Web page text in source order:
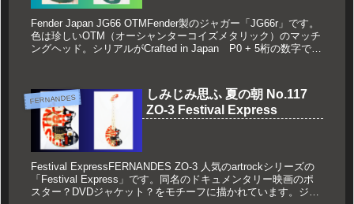
Fender Japan JG66 OTMFender製のジャガー「JG66r」です。
色は珍しいOTM（オーシャンターコイズメタリック）のマッチ
ングヘッド。シリアルがCrafted in Japan P0 + 5桁の数字です
FERNANDES
しみじみ思ふ 夏の朝 No.117
ZO-3 Festival Express
Festival ExpressFERNANDES ZO-3 人気のartrockシリーズの
「Festival Express」です。同名のドキュメンタリー映画のポ
スター？DVDジャケット？をモチーフに描かれています。ジャ